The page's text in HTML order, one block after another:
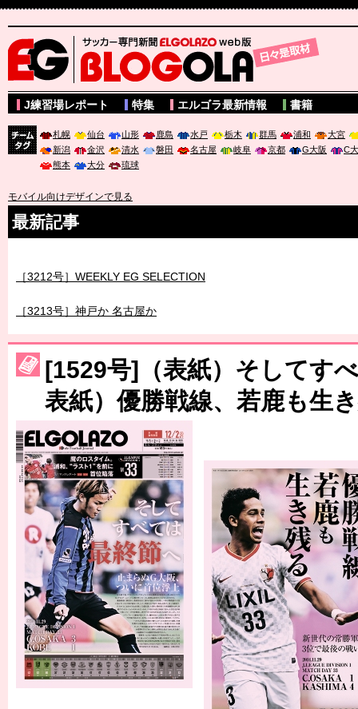
サッカー専門新聞ELGOLAZO web版 BLOGOLA
J練習場レポート 特集 エルゴラ最新情報 書籍
札幌 仙台 山形 鹿島 水戸 栃木 群馬 浦和
大宮
新潟
金沢 清水 磐田 名古屋 岐阜 京都 G大阪
C
熊本
大分 琉球
モバイル向けデザインで見る
最新記事
［3214号］WEST制覇
［3215号］WEEKLY EG SELECTION
［3216号］行く末占うラストワン
［3217号］最高の景色へ出国
［3218号］WEEKLY EG SELECTION
［3219号］特別な覇者へ 大逆転か連破か
［3220号］伝説の王者、黄金のシャーレ
[1529号]（表紙）そしてす
表紙）優勝戦線、若鹿も生